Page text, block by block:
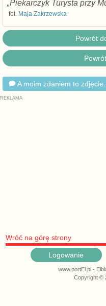
„Piekarczyk Turysta przy
fot. Maja Zakrzewska
Powrót
A moim zdaniem to zdjęcie...
Wróć na górę strony
Logowanie
www.portEl.pl -
Copyright ©